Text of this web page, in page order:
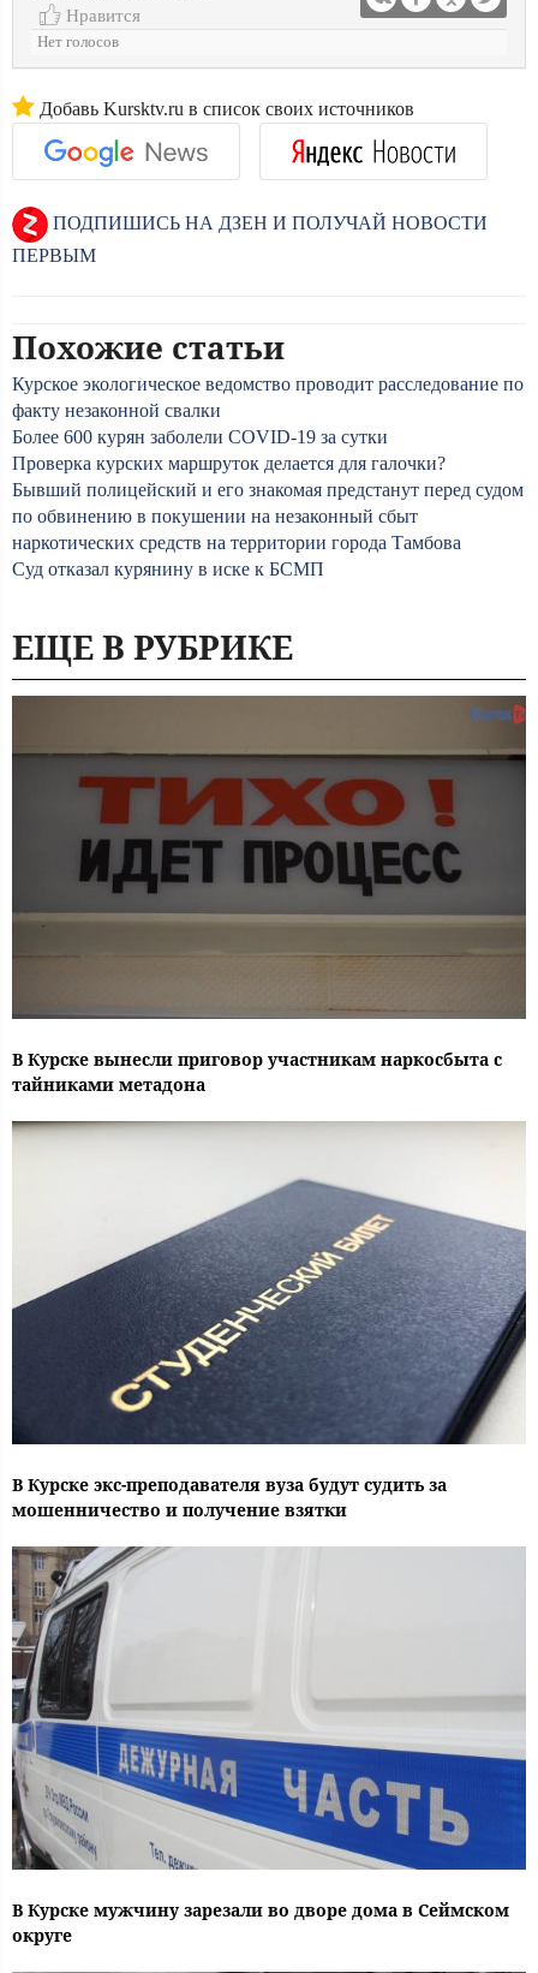
Нравится
Нет голосов
Добавь Kursktv.ru в список своих источников
ПОДПИШИСЬ НА ДЗЕН И ПОЛУЧАЙ НОВОСТИ
ПЕРВЫМ
Похожие статьи
Курское экологическое ведомство проводит расследование по
факту незаконной свалки
Более 600 курян заболели COVID-19 за сутки
Проверка курских маршруток делается для галочки?
Бывший полицейский и его знакомая предстанут перед судом
по обвинению в покушении на незаконный сбыт
наркотических средств на территории города Тамбова
Суд отказал курянину в иске к БСМП
ЕЩЕ В РУБРИКЕ
В Курске вынесли приговор участникам наркосбыта с
тайниками метадона
В Курске экс-преподавателя вуза будут судить за
мошенничество и получение взятки
В Курске мужчину зарезали во дворе дома в Сеймском
округе